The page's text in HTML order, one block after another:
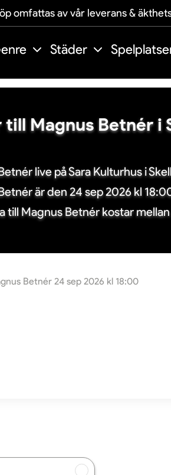
omfattas av vår leverans &
Städer
Magnus Betnér i
live på Sara Kulturhus i
är den 24 sep 2026 kl
till Magnus Betnér kostar
Betnér 24 sep 2026 kl 18:00